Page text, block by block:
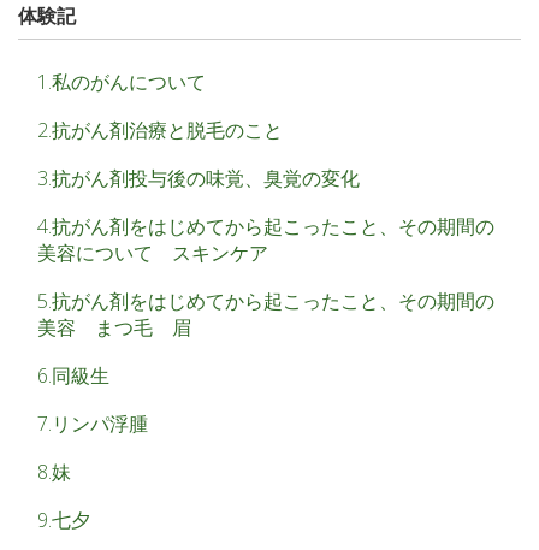
体験記
1.私のがんについて
2.抗がん剤治療と脱毛のこと
3.抗がん剤投与後の味覚、臭覚の変化
4.抗がん剤をはじめてから起こったこと、その期間の
美容について スキンケア
5.抗がん剤をはじめてから起こったこと、その期間の
美容 まつ毛 眉
6.同級生
7.リンパ浮腫
8.妹
9.七夕